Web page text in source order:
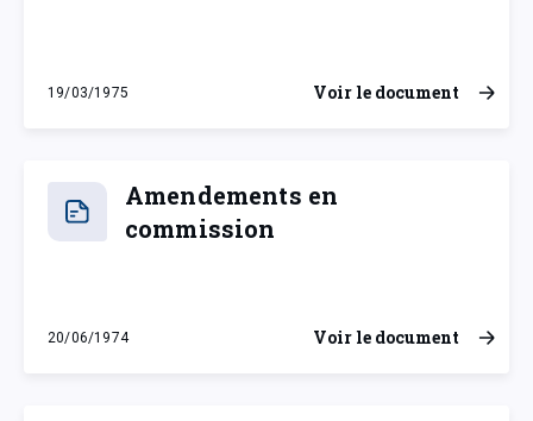
19/03/1975
mercredi 19 mars 1975
Voir le document
Amendements en
commission
20/06/1974
jeudi 20 juin 1974
Voir le document